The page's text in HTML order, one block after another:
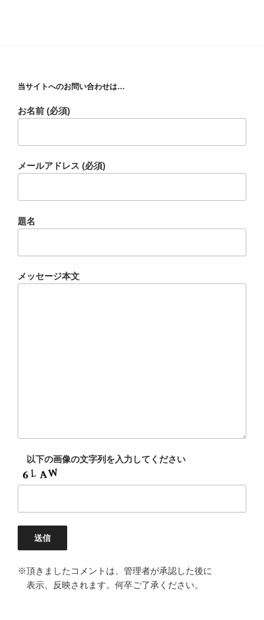
当サイトへのお問い合わせは…
お名前 (必須)
メールアドレス (必須)
題名
メッセージ本文
以下の画像の文字列を入力してください
※頂きましたコメントは、管理者が承認した後に
表示、反映されます。何卒ご了承ください。